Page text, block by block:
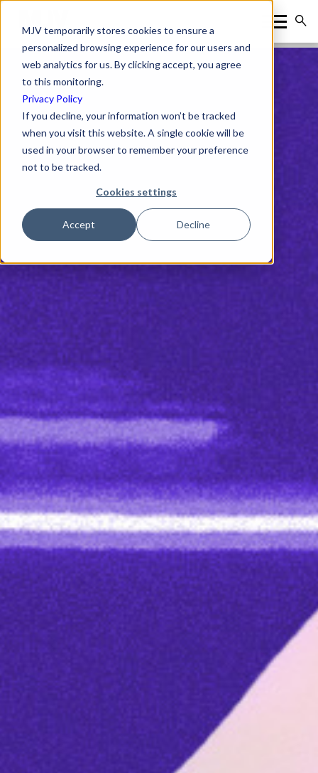
MJV temporarily stores cookies to ensure a
personalized browsing experience for our users and
web analytics for us. By clicking accept, you agree
to this monitoring.
Privacy Policy
If you decline, your information won’t be tracked
when you visit this website. A single cookie will be
used in your browser to remember your preference
not to be tracked.
Cookies settings
Accept Decline